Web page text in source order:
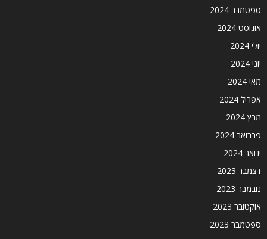
ספטמבר 2024
אוגוסט 2024
יולי 2024
יוני 2024
מאי 2024
אפריל 2024
מרץ 2024
פברואר 2024
ינואר 2024
דצמבר 2023
נובמבר 2023
אוקטובר 2023
ספטמבר 2023